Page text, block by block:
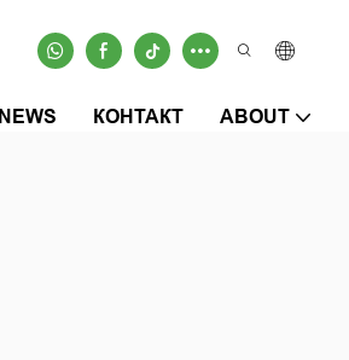
NEWS КОНТАКТ ABOUT